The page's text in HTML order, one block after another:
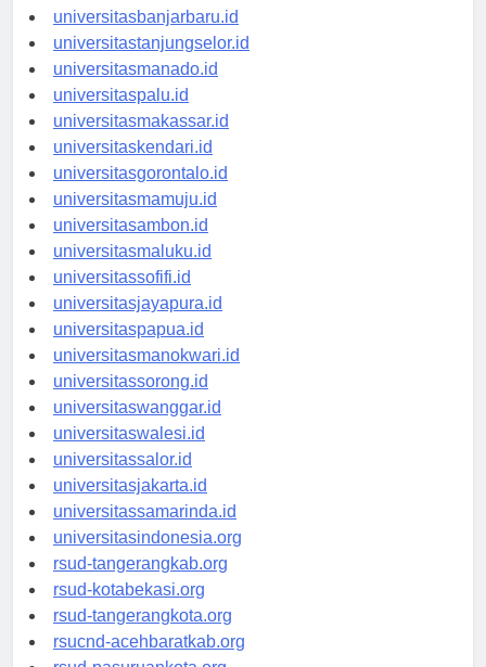
universitaspalangkaraya.id
universitasbanjarbaru.id
universitastanjungselor.id
universitasmanado.id
universitaspalu.id
universitasmakassar.id
universitaskendari.id
universitasgorontalo.id
universitasmamuju.id
universitasambon.id
universitasmaluku.id
universitassofifi.id
universitasjayapura.id
universitaspapua.id
universitasmanokwari.id
universitassorong.id
universitaswanggar.id
universitaswalesi.id
universitassalor.id
universitasjakarta.id
universitassamarinda.id
universitasindonesia.org
rsud-tangerangkab.org
rsud-kotabekasi.org
rsud-tangerangkota.org
rsucnd-acehbaratkab.org